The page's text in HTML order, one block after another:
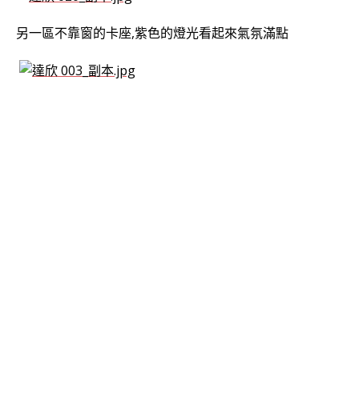
另一區不靠窗的卡座,紫色的燈光看起來氣氛滿點